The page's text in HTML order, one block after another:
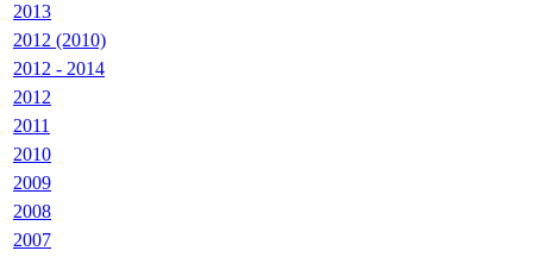
2013
2012 (2010)
2012 - 2014
2012
2011
2010
2009
2008
2007